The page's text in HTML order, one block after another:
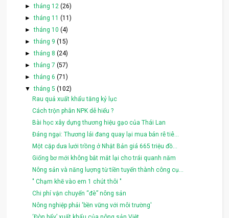
►tháng 12 (26)
►tháng 11 (11)
►tháng 10 (4)
►tháng 9 (15)
►tháng 8 (24)
►tháng 7 (57)
►tháng 6 (71)
▼tháng 5 (102)
Rau quả xuất khẩu tăng kỷ lục
Cách trộn phân NPK dễ hiểu ?
Bài học xây dựng thương hiệu gạo của Thái Lan
Đáng ngại: Thương lái đang quay lại mua bán rễ tiê...
Một cặp dưa lưới trồng ở Nhật Bản giá 665 triệu đồ...
Giống bơ mới không bắt mắt lại cho trái quanh năm
Nông sản và năng lượng từ tiền tuyến thành công cụ...
" Chạm khẽ vào em 1 chút thôi "
Chi phí vận chuyển “đè” nông sản
Nông nghiệp phải 'bền vững với môi trường'